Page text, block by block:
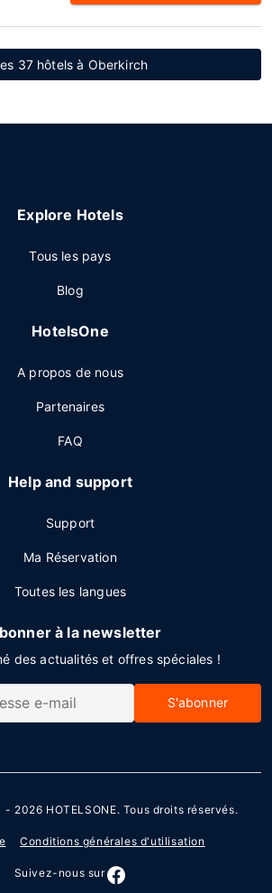
37 hôtels à Oberkirch
Explore Hotels
Tous les pays
Blog
HotelsOne
A propos de nous
Partenaires
FAQ
Help and support
Support
Ma Réservation
Toutes les langues
à la newsletter
des actualités et offres spéciales !
S'abonner
- 2026 HOTELSONE. Tous droits réservés.
Conditions générales d'utilisation
Suivez-nous sur